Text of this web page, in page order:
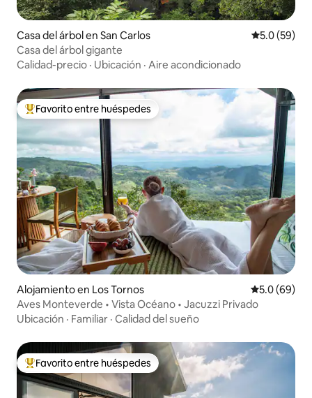
Casa del árbol en San Carlos Calificación
5.0 (59)
Casa del árbol gigante
Calidad-precio · Ubicación · Aire acondicionado
Favorito entre huéspedes preferido
Favorito entre huéspedes
Alojamiento en Los Tornos Calificación
5.0 (69)
Aves Monteverde • Vista Océano • Jacuzzi Privado
Ubicación · Familiar · Calidad del sueño
Favorito entre huéspedes preferido
Favorito entre huéspedes